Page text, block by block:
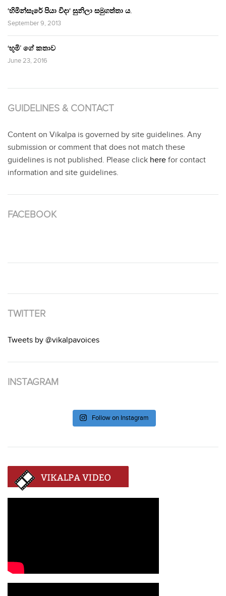
‘හිමින්සැරේ පියා විදා‘ සුනිලා සමුගත්තා ය.
September 9, 2013
‘භූමි’ ගේ කතාව
June 23, 2016
GUIDELINES & CONTACT
Content on Vikalpa is governed by site guidelines. Any
submission or comment that does not match these
guidelines is not published. Please click here for contact
information and site guidelines.
FACEBOOK
TWITTER
Tweets by @vikalpavoices
INSTAGRAM
Follow on Instagram